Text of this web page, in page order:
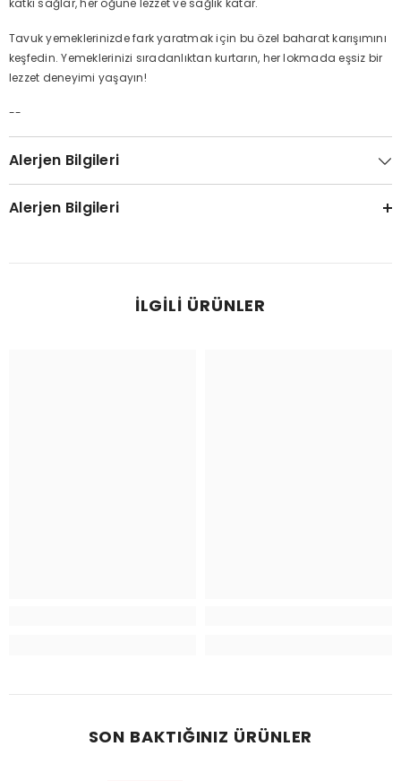
katkı sağlar, her öğüne lezzet ve sağlık katar.
Tavuk yemeklerinizde fark yaratmak için bu özel baharat karışımını
keşfedin. Yemeklerinizi sıradanlıktan kurtarın, her lokmada eşsiz bir
lezzet deneyimi yaşayın!
--
Alerjen Bilgileri
Alerjen Bilgileri
İLGILI ÜRÜNLER
SON BAKTIĞINIZ ÜRÜNLER